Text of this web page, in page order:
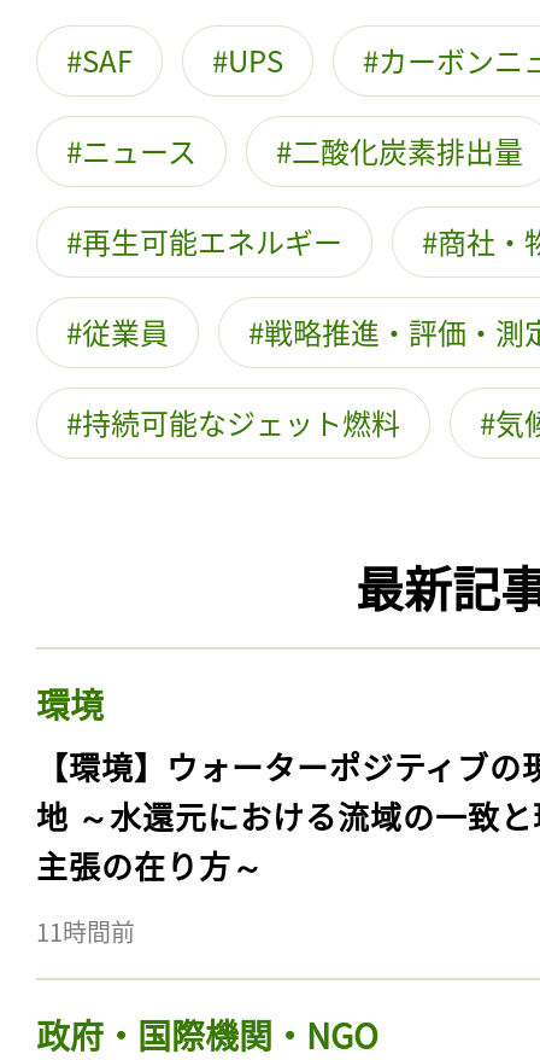
SAF UPS カーボンニ
ニュース 二酸化炭素排出量
再生可能エネルギー 商社・
従業員 戦略推進・評価・測
持続可能なジェット燃料 気
最新記
環境
【環境】ウォーターポジティブの
地 ～水還元における流域の一致
主張の在り方～
11時間前
政府・国際機関・NGO